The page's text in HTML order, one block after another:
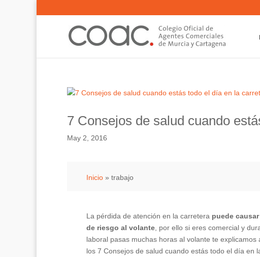
7 Consejos de salud cuando
May 2, 2016
Inicio» trabajo
La pérdida de atención en la carretera puede
de riesgo al volante, por ello si eres comercial y
laboral pasas muchas horas al volante te explicamos
los 7 Consejos de salud cuando estás todo el día en